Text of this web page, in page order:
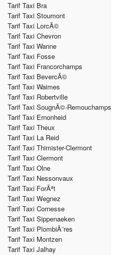
Tarif Taxi Bra
Tarif Taxi Stoumont
Tarif Taxi LorcÃ©
Tarif Taxi Chevron
Tarif Taxi Wanne
Tarif Taxi Fosse
Tarif Taxi Francorchamps
Tarif Taxi BevercÃ©
Tarif Taxi Waimes
Tarif Taxi Robertville
Tarif Taxi SougnÃ©-Remouchamps
Tarif Taxi Ernonheid
Tarif Taxi Theux
Tarif Taxi La Reid
Tarif Taxi Thimister-Clermont
Tarif Taxi Clermont
Tarif Taxi Olne
Tarif Taxi Nessonvaux
Tarif Taxi ForÃªt
Tarif Taxi Wegnez
Tarif Taxi Cornesse
Tarif Taxi Sippenaeken
Tarif Taxi PlombiÃ¨res
Tarif Taxi Montzen
Tarif Taxi Jalhay